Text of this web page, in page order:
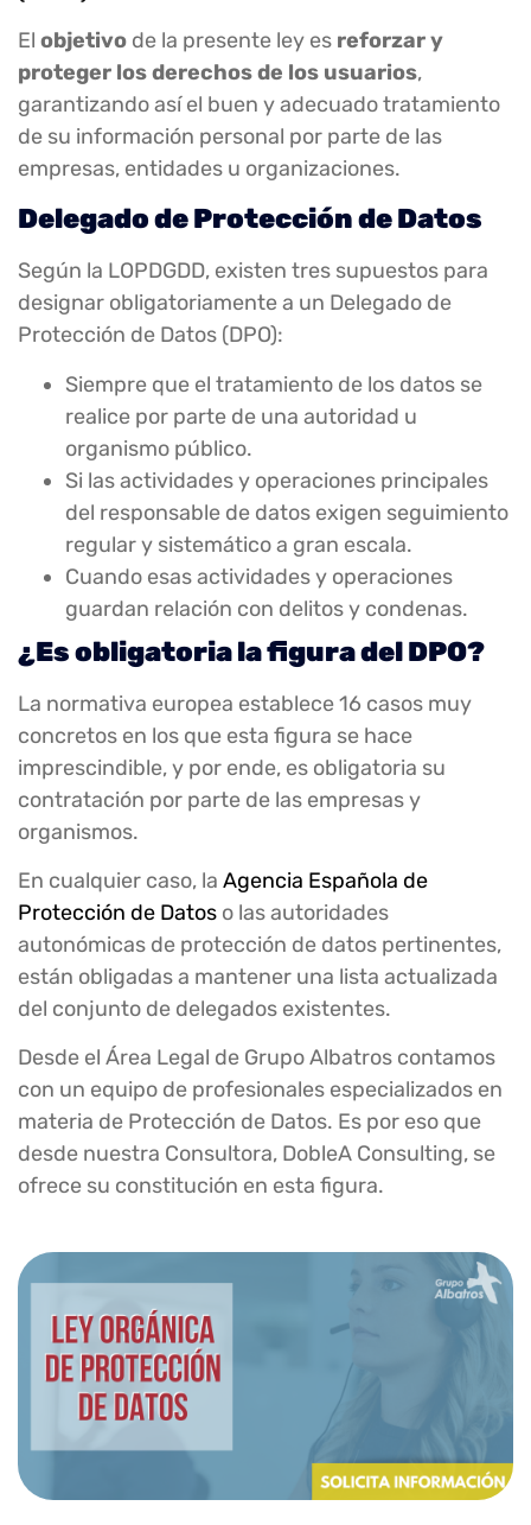
El objetivo de la presente ley es reforzar y
proteger los derechos de los usuarios,
garantizando así el buen y adecuado tratamiento
de su información personal por parte de las
empresas, entidades u organizaciones.
Delegado de Protección de Datos
Según la LOPDGDD, existen tres supuestos para
designar obligatoriamente a un Delegado de
Protección de Datos (DPO):
Siempre que el tratamiento de los datos se
realice por parte de una autoridad u
organismo público.
Si las actividades y operaciones principales
del responsable de datos exigen seguimiento
regular y sistemático a gran escala.
Cuando esas actividades y operaciones
guardan relación con delitos y condenas.
¿Es obligatoria la figura del DPO?
La normativa europea establece 16 casos muy
concretos en los que esta figura se hace
imprescindible, y por ende, es obligatoria su
contratación por parte de las empresas y
organismos.
En cualquier caso, la Agencia Española de
Protección de Datos o las autoridades
autonómicas de protección de datos pertinentes,
están obligadas a mantener una lista actualizada
del conjunto de delegados existentes.
Desde el Área Legal de Grupo Albatros contamos
con un equipo de profesionales especializados en
materia de Protección de Datos. Es por eso que
desde nuestra Consultora, DobleA Consulting, se
ofrece su constitución en esta figura.